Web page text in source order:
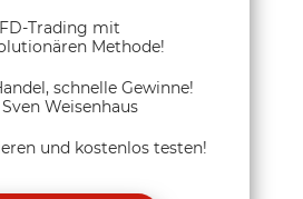
Trading mit
Methode!
schnelle Gewinne!
Weisenhaus
und kostenlos testen!